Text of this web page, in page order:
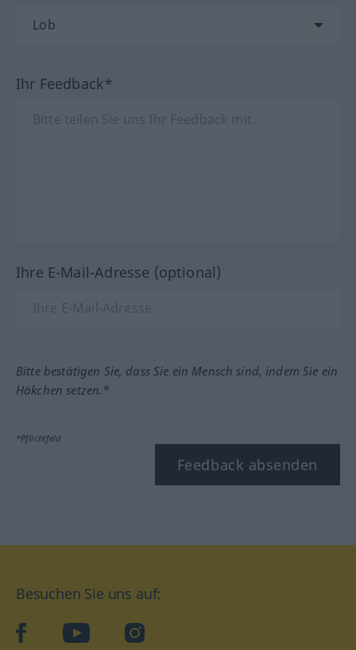
Ihr Feedback*
Ihre E-Mail-Adresse (optional)
Bitte bestätigen Sie, dass Sie ein Mensch sind, indem Sie ein
Häkchen setzen.*
*Pflichtfeld
Feedback absenden
Besuchen Sie uns auf:
facebookYouTube Instagram